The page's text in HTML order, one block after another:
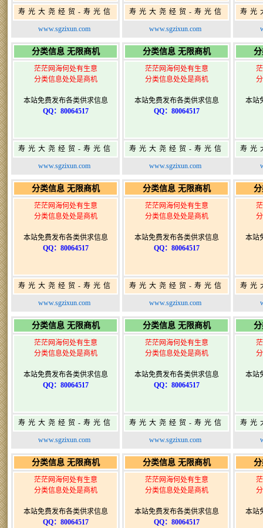
寿光大尧经贸-寿光信
息网-免费信息发布网-
www.sgzixun.com
寿光大尧经贸-寿光信
息网-免费信息发布网-
www.sgzixun.com
寿光
息网
分类信息 无限商机
茫茫网海何处有生意
分类信息处处是商机
本站免费发布各类供求信息
QQ：80064517
寿光大尧经贸-寿光信
息网-免费信息发布网-
www.sgzixun.com
分类信息 无限商机
茫茫网海何处有生意
分类信息处处是商机
本站免费发布各类供求信息
QQ：80064517
寿光大尧经贸-寿光信
息网-免费信息发布网-
www.sgzixun.com
本站
寿光
息网
分类信息 无限商机
茫茫网海何处有生意
分类信息处处是商机
本站免费发布各类供求信息
QQ：80064517
寿光大尧经贸-寿光信
息网-免费信息发布网-
www.sgzixun.com
分类信息 无限商机
茫茫网海何处有生意
分类信息处处是商机
本站免费发布各类供求信息
QQ：80064517
寿光大尧经贸-寿光信
息网-免费信息发布网-
www.sgzixun.com
本站
寿光
息网
分类信息 无限商机
茫茫网海何处有生意
分类信息处处是商机
本站免费发布各类供求信息
QQ：80064517
寿光大尧经贸-寿光信
息网-免费信息发布网-
www.sgzixun.com
分类信息 无限商机
茫茫网海何处有生意
分类信息处处是商机
本站免费发布各类供求信息
QQ：80064517
寿光大尧经贸-寿光信
息网-免费信息发布网-
www.sgzixun.com
本站
寿光
息网
分类信息 无限商机
茫茫网海何处有生意
分类信息处处是商机
本站免费发布各类供求信息
QQ：80064517
分类信息 无限商机
茫茫网海何处有生意
分类信息处处是商机
本站免费发布各类供求信息
QQ：80064517
本站